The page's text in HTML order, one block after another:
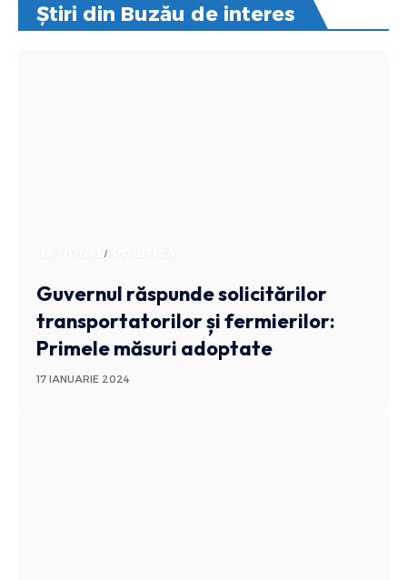
Știri din Buzău de interes
NATIONAL
Guvernul răspunde solicitărilor
transportatorilor și fermierilor:
Primele măsuri adoptate
17 IANUARIE 2024